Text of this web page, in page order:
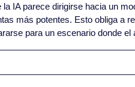
la IA parece dirigirse hacia un
más potentes. Esto obliga a
para un escenario donde